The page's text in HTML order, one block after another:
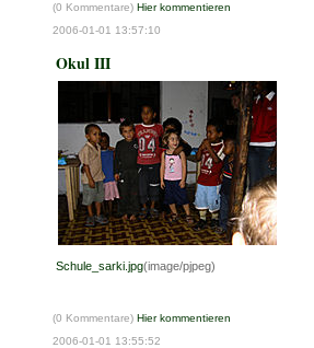
(0 Kommentare) Hier kommentieren
2006-01-01 13:57:10
Okul III
Schule_sarki.jpg(image/pjpeg)
(0 Kommentare) Hier kommentieren
2006-01-01 13:55:52